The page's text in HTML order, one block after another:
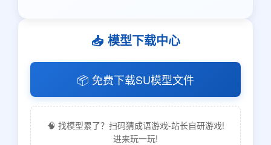
📥 模型下载中心
📦 免费下载SU模型文件
🧠 找模型累了？扫码猜成语游戏-站长自研游戏!
进来玩一玩!